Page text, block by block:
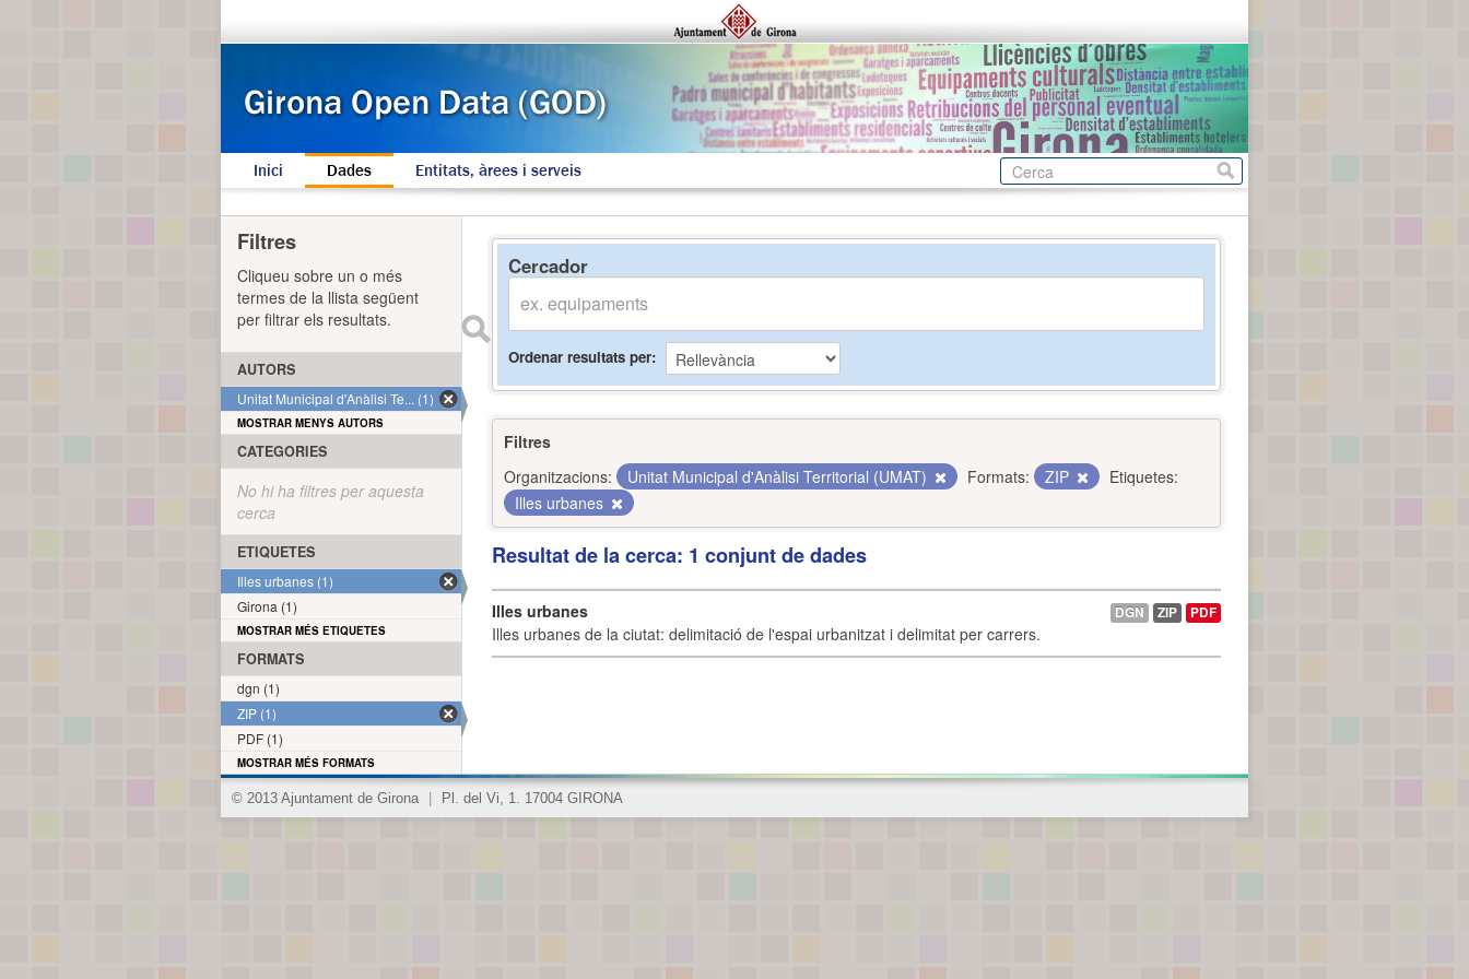
Inici Dades Entitats, àrees i serveis
Cercador
Ordenar resultats per
Filtres
Organitzacions:
Unitat Municipal d'Anàlisi Territorial (UMAT) Formats: ZIP
Etiquetes:
Illes urbanes
Resultat de la cerca: 1 conjunt de dades
Illes urbanes
Illes urbanes de la ciutat: delimitació de l'espai urbanitzat i delimitat per carrers.
DGN ZIP PDF
Filtres
Cliqueu sobre un o més
termes de la llista següent
per filtrar els resultats.
AUTORS
Unitat Municipal d'Anàlisi Te... (1)
MOSTRAR MENYS AUTORS
CATEGORIES
No hi ha filtres per aquesta
cerca
ETIQUETES
Illes urbanes (1)
Girona (1)
MOSTRAR MÉS ETIQUETES
FORMATS
dgn (1)
ZIP (1)
PDF (1)
MOSTRAR MÉS FORMATS
© 2013 Ajuntament de Girona Pl. del Vi, 1. 17004 GIRONA